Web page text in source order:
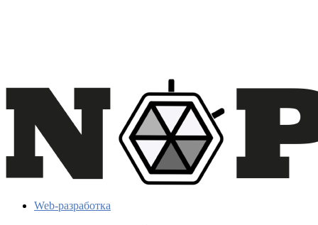
Web-разработка